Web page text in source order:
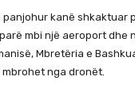
panjohur kanë shkaktuar
mbi një aeroport dhe
Mbretëria e
nga dronët.